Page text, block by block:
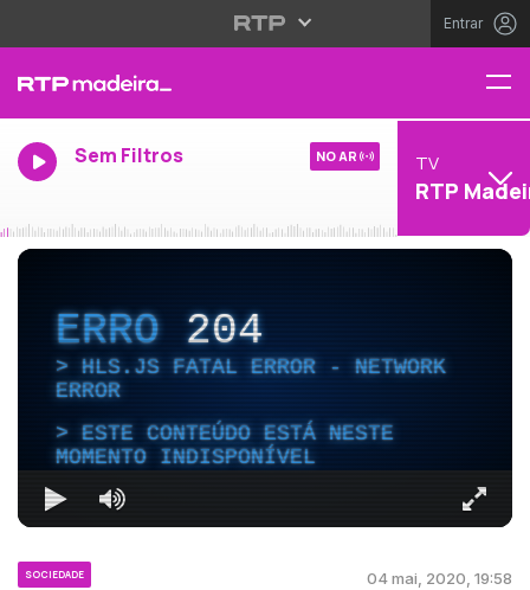
Entrar
Sem Filtros NO AR TV
RTP
ERRO204
HLS.JS FATAL ERROR - NETWORK
ERROR
ESTE CONTEÚDO ESTÁ NESTE
MOMENTO INDISPONÍVEL
SOCIEDADE 04 mai, 2020, 19:58